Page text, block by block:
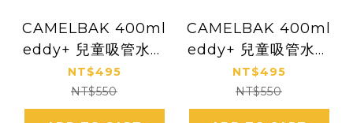
CAMELBAK 400ml
eddy+ 兒童吸管水壺
符合歐美安全標準 [森
林動物]
NT$495
NT$550
CAMELBAK 400ml
eddy+ 兒童吸管水壺
符合歐美安全標準 [雪
花獨角獸]
NT$495
NT$550